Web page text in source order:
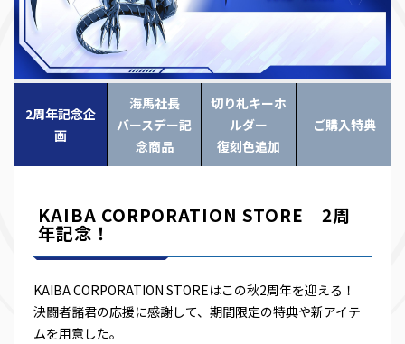
2周年記念企
画
海馬社長
バースデー記
念商品
切り札キーホ
ルダー
復刻色追加
ご購入特典
KAIBA CORPORATION STORE 2周
年記念！
KAIBA CORPORATION STOREはこの秋2周年を迎える！
決闘者諸君の応援に感謝して、期間限定の特典や新アイテ
ムを用意した。